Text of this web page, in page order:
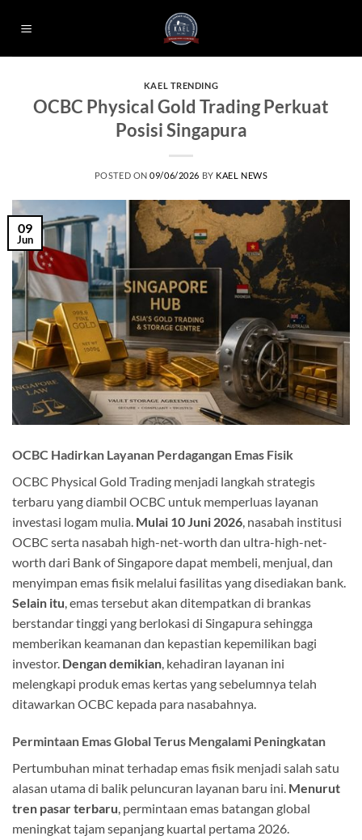
KAEL TRENDING
OCBC Physical Gold Trading Perkuat
Posisi Singapura
POSTED ON09/06/2026 BY KAEL NEWS
09
Jun
OCBC Hadirkan Layanan Perdagangan Emas Fisik
OCBC Physical Gold Trading menjadi langkah strategis
terbaru yang diambil OCBC untuk memperluas layanan
investasi logam mulia. Mulai 10 Juni 2026, nasabah institusi
OCBC serta nasabah high-net-worth dan ultra-high-net-
worth dari Bank of Singapore dapat membeli, menjual, dan
menyimpan emas fisik melalui fasilitas yang disediakan bank.
Selain itu, emas tersebut akan ditempatkan di brankas
berstandar tinggi yang berlokasi di Singapura sehingga
memberikan keamanan dan kepastian kepemilikan bagi
investor. Dengan demikian, kehadiran layanan ini
melengkapi produk emas kertas yang sebelumnya telah
ditawarkan OCBC kepada para nasabahnya.
Permintaan Emas Global Terus Mengalami Peningkatan
Pertumbuhan minat terhadap emas fisik menjadi salah satu
alasan utama di balik peluncuran layanan baru ini. Menurut
tren pasar terbaru, permintaan emas batangan global
meningkat tajam sepanjang kuartal pertama 2026.